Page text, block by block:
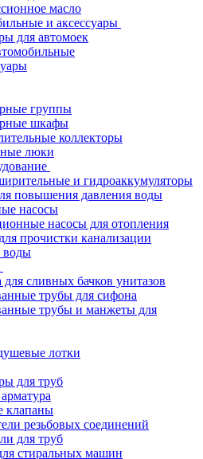
масло
и аксессуары
для автомоек
группы
шкафы
коллекторы
люки
и гидроаккумуляторы
повышения давления воды
насосы
насосы для отопления
прочистки канализации
воды
сливных бачков унитазов
трубы для сифона
трубы и манжеты для
лотки
для труб
клапаны
резьбовых соединений
для труб
стиральных машин